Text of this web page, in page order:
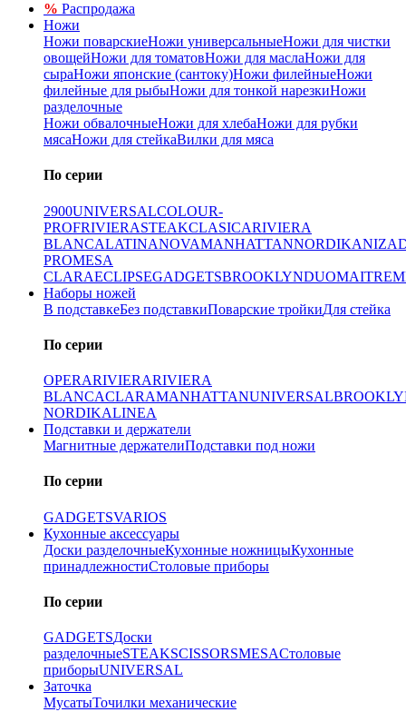
% Распродажа
Ножи
Ножи поварскиеНожи универсальныеНожи для чистки
овощейНожи для томатовНожи для маслаНожи для
сыраНожи японские (сантоку)Ножи филейныеНожи
филейные для рыбыНожи для тонкой нарезкиНожи
разделочные
Ножи обвалочныеНожи для хлебаНожи для рубки
мясаНожи для стейкаВилки для мяса
По серии
2900UNIVERSALCOLOUR-
PROFRIVIERASTEAKCLASICARIVIERA
BLANCALATINANOVAMANHATTANNORDIKANIZA
PROMESA
CLARAECLIPSEGADGETSBROOKLYNDUOMAITRE
Наборы ножей
В подставкеБез подставкиПоварские тройкиДля стейка
По серии
OPERARIVIERARIVIERA
BLANCACLARAMANHATTANUNIVERSAL
NORDIKALINEA
Подставки и держатели
Магнитные держателиПодставки под ножи
По серии
GADGETSVARIOS
Кухонные аксессуары
Доски разделочныеКухонные ножницыКухонные
принадлежностиСтоловые приборы
По серии
GADGETSДоски
разделочныеSTEAKSCISSORSMESAСтоловые
приборыUNIVERSAL
Заточка
МусатыТочилки механические